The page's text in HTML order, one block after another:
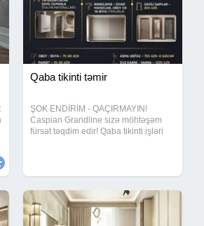
Qaba tikinti təmir
ŞOK ENDİRİM - QAÇIRMAYIN!
Caspian Grandline sizə möhtəşəm
fürsət təqdim edir! Qaba tikinti işləri
zəmanət bir arada Məhdud